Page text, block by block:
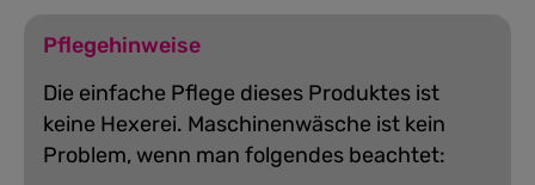
Pflegehinweise
Die einfache Pflege dieses Produktes ist
keine Hexerei. Maschinenwäsche ist kein
Problem, wenn man folgendes beachtet: